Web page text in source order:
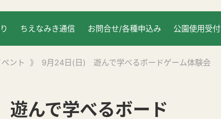
ちえなみき通信 お問合せ/各種申込み 公園使用受付
ベント 》 9月24日(日) 遊んで学べるボードゲーム体験会
んで学べるボード